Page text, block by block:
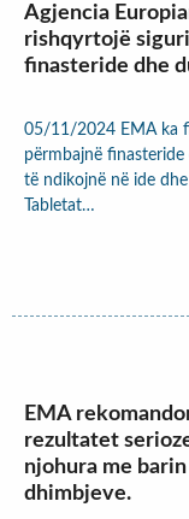
Agjencia
rishqyrtojë
finasteride dhe
05/11/2024 EMA ka
përmbajnë
të ndikojnë në ide dhe
Tabletat…
EMA
rezultatet
njohura me
dhimbjeve.